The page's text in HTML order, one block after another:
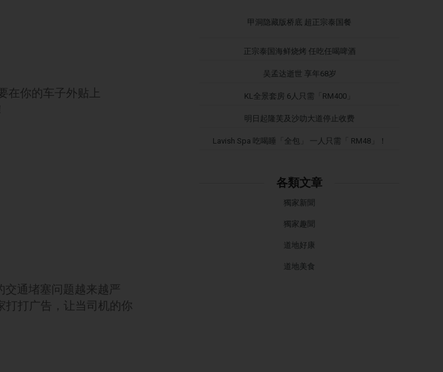
在你的车子外贴上
通堵塞问题越来越严
打打广告，让当司机的你
甲洞隐藏版桥底 超正宗泰国餐
正宗泰国海鲜烧烤 任吃任喝啤酒
吴孟达逝世 享年68岁
KL全景套房 6人只需「RM400」
明日起隆芙及沙叻大道停止收费
Lavish Spa 吃喝睡「全包」 一人只需「 RM48」！
各類文章
獨家新聞
獨家趣聞
道地好康
道地美食